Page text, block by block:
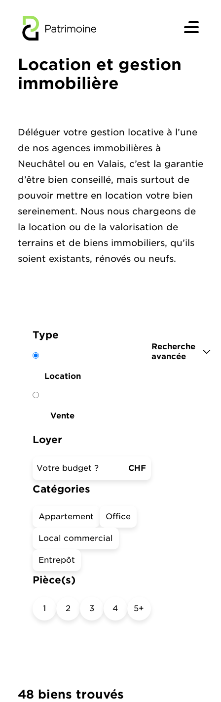
contenu
Location et gestion
immobilière
Déléguer votre gestion locative à l’une
de nos agences immobilières à
Neuchâtel ou en Valais, c’est la garantie
d’être bien conseillé, mais surtout de
pouvoir mettre en location votre bien
sereinement. Nous nous chargeons de
la location ou de la valorisation de
terrains et de biens immobiliers, qu’ils
soient existants, rénovés ou neufs.
Type
Location
Vente
Loyer
Catégories
Appartement Office
Local commercial
Entrepôt
Pièce(s)
1 2 3 4 5+
Recherche
avancée
48 biens trouvés